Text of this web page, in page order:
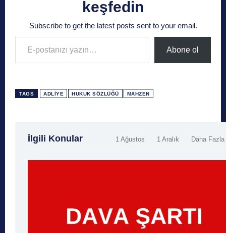
keşfedin
Subscribe to get the latest posts sent to your email.
E-postanızı yazın…
Abone ol
TAGS ADLIYE HUKUK SÖZLÜĞÜ MAHZEN
İlgili Konular 1 Ağustos 1 Aralık Daha Fazla